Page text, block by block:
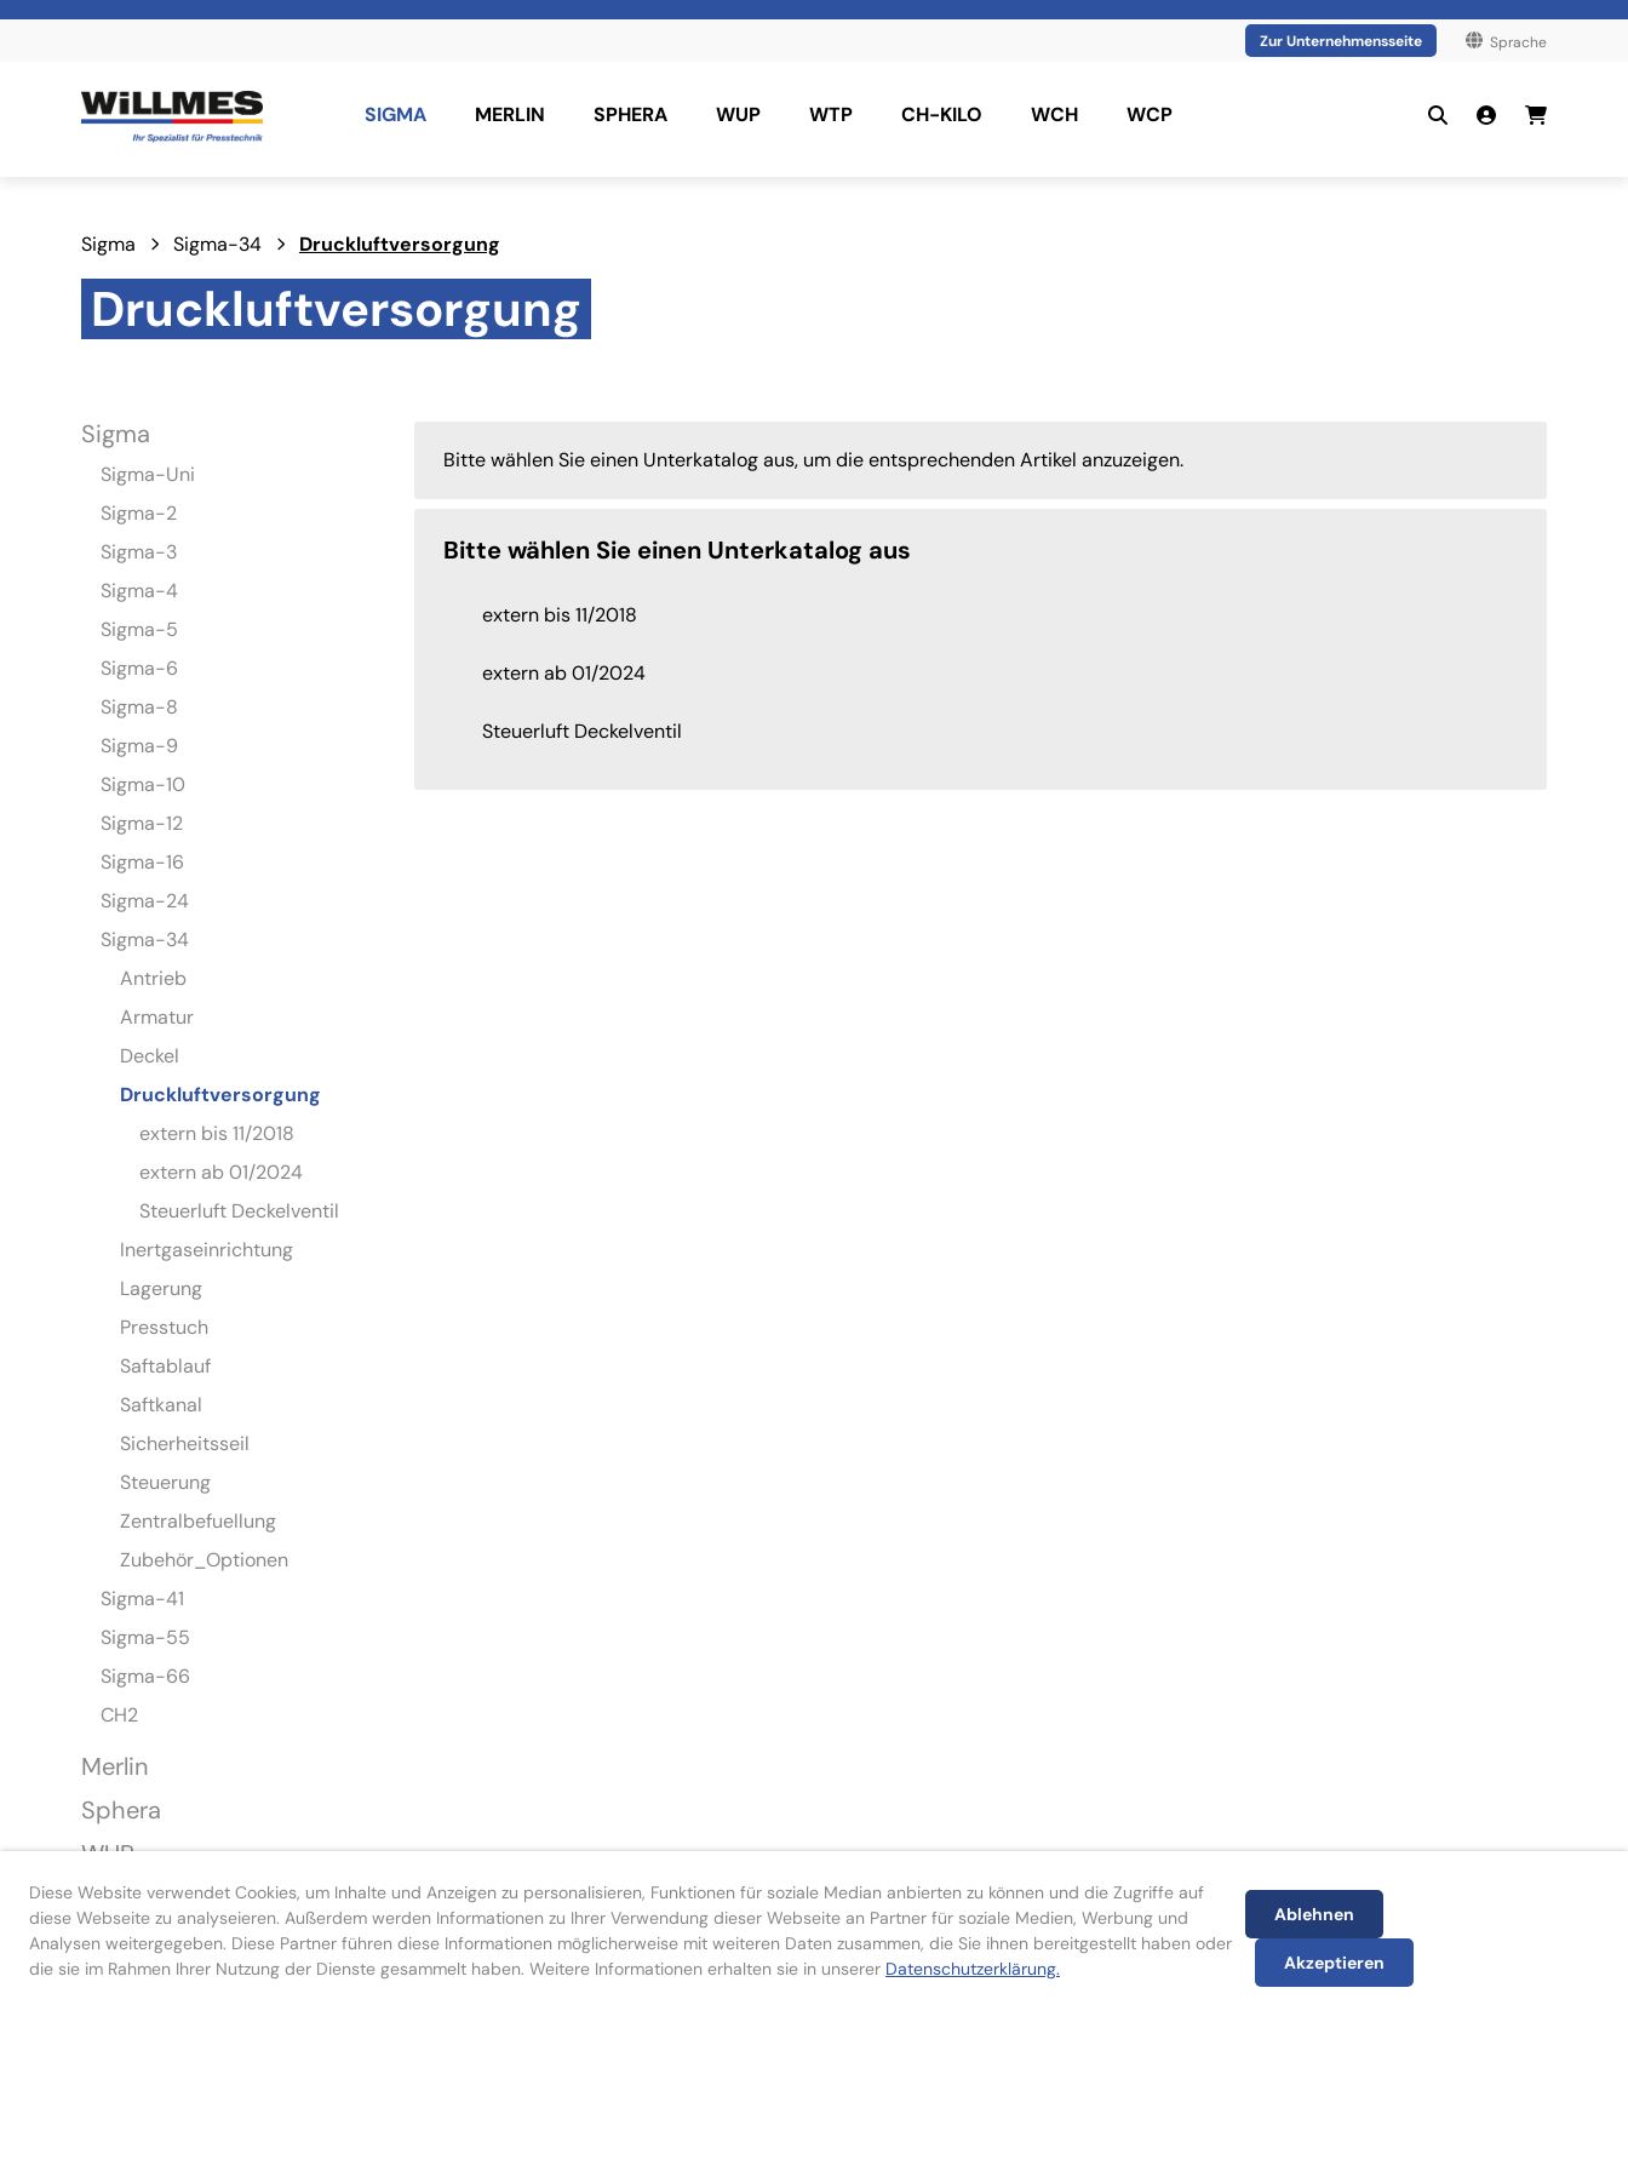
Diese Website verwendet Cookies, um Inhalte und Anzeigen zu personalisieren, Funktionen für soziale Median anbierten zu können und die Zugriffe auf
diese Webseite zu analyseieren. Außerdem werden Informationen zu Ihrer Verwendung dieser Webseite an Partner für soziale Medien, Werbung und
Analysen weitergegeben. Diese Partner führen diese Informationen möglicherweise mit weiteren Daten zusammen, die Sie ihnen bereitgestellt haben oder
die sie im Rahmen Ihrer Nutzung der Dienste gesammelt haben. Weitere Informationen erhalten sie in unserer Datenschutzerklärung.
Ablehnen
Akzeptieren
Sprache
Zur Unternehmensseite
SIGMA MERLIN SPHERA WUP WTP CH-KILO WCH WCP
Sigma Sigma-34 Druckluftversorgung
Druckluftversorgung
Sigma
Sigma-Uni
Sigma-2
Sigma-3
Sigma-4
Sigma-5
Sigma-6
Sigma-8
Sigma-9
Sigma-10
Sigma-12
Sigma-16
Sigma-24
Sigma-34
Antrieb
Armatur
Deckel
Druckluftversorgung
extern bis 11/2018
extern ab 01/2024
Steuerluft Deckelventil
Inertgaseinrichtung
Lagerung
Presstuch
Saftablauf
Saftkanal
Sicherheitsseil
Steuerung
Zentralbefuellung
Zubehör_Optionen
Sigma-41
Sigma-55
Sigma-66
CH2
Merlin
Sphera
WUP
WTP
CH-Kilo
WCH
Bitte wählen Sie einen Unterkatalog aus, um die entsprechenden Artikel anzuzeigen.
Bitte wählen Sie einen Unterkatalog aus
extern bis 11/2018
extern ab 01/2024
Steuerluft Deckelventil